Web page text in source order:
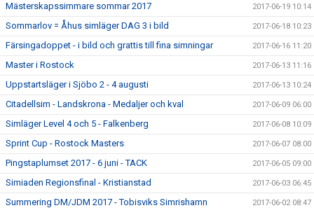
Mästerskapssimmare sommar 2017 2017-06-19 10:14
Sommarlov = Åhus simläger DAG 3 i bild 2017-06-18 10:23
Färsingadoppet - i bild och grattis till fina simningar 2017-06-16 11:20
Master i Rostock 2017-06-13 11:16
Uppstartsläger i Sjöbo 2 - 4 augusti 2017-06-13 10:24
Citadellsim - Landskrona - Medaljer och kval 2017-06-09 06:00
Simläger Level 4 och 5 - Falkenberg 2017-06-08 10:09
Sprint Cup - Rostock Masters 2017-06-07 08:00
Pingstaplumset 2017 - 6 juni - TACK 2017-06-05 09:00
Simiaden Regionsfinal - Kristianstad 2017-06-03 06:45
Summering DM/JDM 2017 - Tobisviks Simrishamn 2017-06-02 08:47